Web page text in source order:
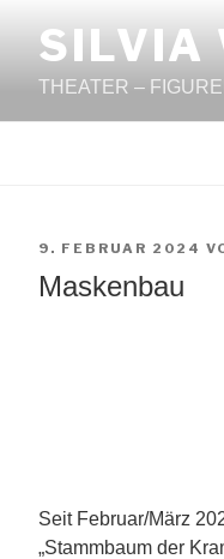
InhaltSILVIA
THEATER –
VERÖFFENTLICHT
AM
9. FEBRUAR 2024
Maskenbau
Seit Februar/März
„Stammbaum der